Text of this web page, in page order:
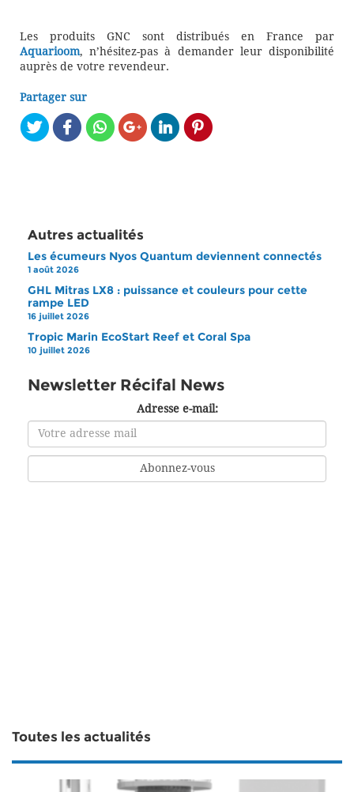
Les produits GNC sont distribués en France par
Aquarioom, n’hésitez-pas à demander leur disponibilité
auprès de votre revendeur.
Partager sur
Autres actualités
Les écumeurs Nyos Quantum deviennent connectés
1 août 2026
GHL Mitras LX8 : puissance et couleurs pour cette
rampe LED
16 juillet 2026
Tropic Marin EcoStart Reef et Coral Spa
10 juillet 2026
Newsletter Récifal News
Adresse e-mail:
Toutes les actualités